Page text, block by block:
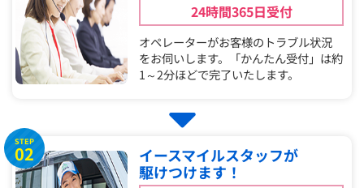
24時間365日受付
オペレーターがお客様のトラブル状況
をお伺いします。「かんたん受付」は約
1～2分ほどで完了いたします。
STEP
02
イースマイルスタッフが
駆けつけます！